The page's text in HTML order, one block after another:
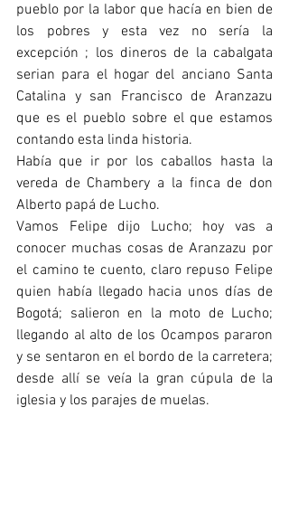
pueblo por la labor que hacía en bien de
los pobres y esta vez no sería la
excepción ; los dineros de la cabalgata
serian para el hogar del anciano Santa
Catalina y san Francisco de Aranzazu
que es el pueblo sobre el que estamos
contando esta linda historia.
Había que ir por los caballos hasta la
vereda de Chambery a la finca de don
Alberto papá de Lucho.
Vamos Felipe dijo Lucho; hoy vas a
conocer muchas cosas de Aranzazu por
el camino te cuento, claro repuso Felipe
quien había llegado hacia unos días de
Bogotá; salieron en la moto de Lucho;
llegando al alto de los Ocampos pararon
y se sentaron en el bordo de la carretera;
desde allí se veía la gran cúpula de la
iglesia y los parajes de muelas.